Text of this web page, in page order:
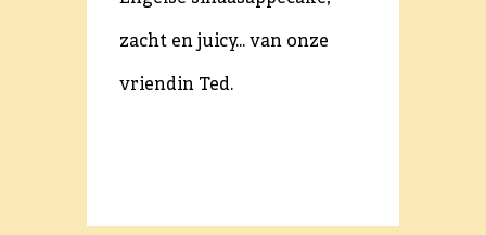
zacht en juicy... van onze
vriendin Ted.